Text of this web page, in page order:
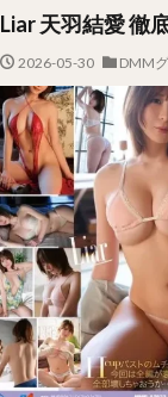
Liar 天羽結愛 徹
2026-05-30 DMM